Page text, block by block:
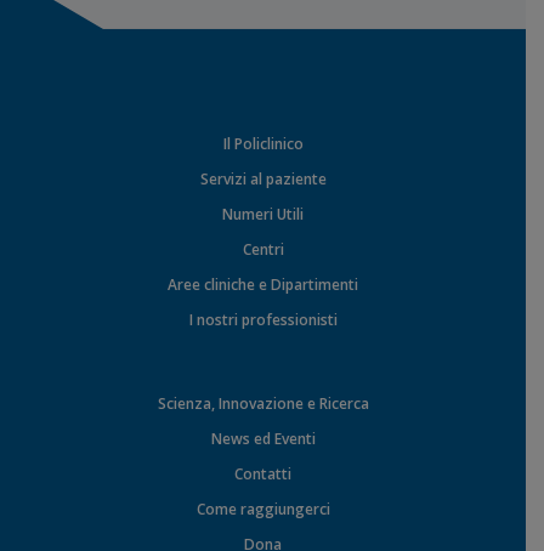
Il Policlinico
Servizi al paziente
Numeri Utili
Centri
Aree cliniche e Dipartimenti
I nostri professionisti
Scienza, Innovazione e Ricerca
News ed Eventi
Contatti
Come raggiungerci
Dona